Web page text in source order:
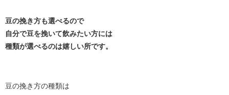
豆の挽き方も選べるので
自分で豆を挽いて飲みたい方には
種類が選べるのは嬉しい所です。
豆の挽き方の種類は